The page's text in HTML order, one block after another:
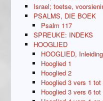
Israel; toetse,
PSALMS, DIE BOEK
Psalm 117
SPREUKE: INDEKS
HOOGLIED
HOOGLIED,
Hooglied 1
Hooglied 2
Hooglied 3 vers 1 tot
Hooglied 3 vers 6 tot